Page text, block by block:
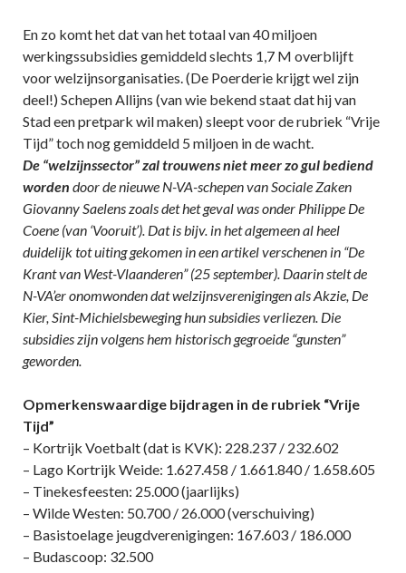
En zo komt het dat van het totaal van 40 miljoen
werkingssubsidies gemiddeld slechts 1,7 M overblijft
voor welzijnsorganisaties. (De Poerderie krijgt wel zijn
deel!) Schepen Allijns (van wie bekend staat dat hij van
Stad een pretpark wil maken) sleept voor de rubriek “Vrije
Tijd” toch nog gemiddeld 5 miljoen in de wacht.
De “welzijnssector” zal trouwens niet meer zo gul bediend
worden door de nieuwe N-VA-schepen van Sociale Zaken
Giovanny Saelens zoals det het geval was onder Philippe De
Coene (van ‘Vooruit’). Dat is bijv. in het algemeen al heel
duidelijk tot uiting gekomen in een artikel verschenen in “De
Krant van West-Vlaanderen” (25 september). Daarin stelt de
N-VA’er onomwonden dat welzijnsverenigingen als Akzie, De
Kier, Sint-Michielsbeweging hun subsidies verliezen. Die
subsidies zijn volgens hem historisch gegroeide “gunsten”
geworden.
Opmerkenswaardige bijdragen in de rubriek “Vrije
Tijd”
– Kortrijk Voetbalt (dat is KVK): 228.237 / 232.602
– Lago Kortrijk Weide: 1.627.458 / 1.661.840 / 1.658.605
– Tinekesfeesten: 25.000 (jaarlijks)
– Wilde Westen: 50.700 / 26.000 (verschuiving)
– Basistoelage jeugdverenigingen: 167.603 / 186.000
– Budascoop: 32.500